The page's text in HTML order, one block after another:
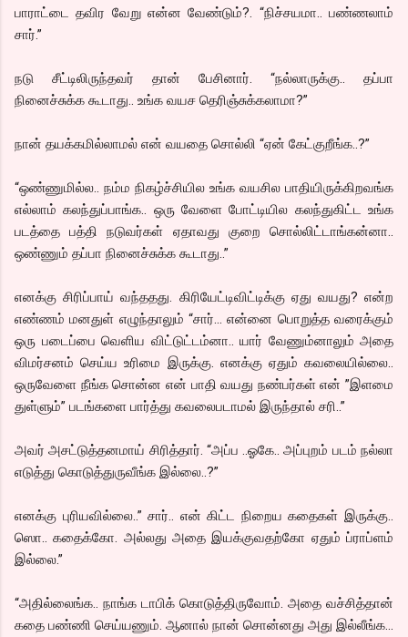
பாராட்டை தவிர வேறு என்ன வேண்டும்?. “நிச்சயமா.. பண்ணலாம்
சார்.”
நடு சீட்டிலிருந்தவர் தான் பேசினார். “நல்லாருக்கு.. தப்பா
நினைச்சுக்க கூடாது.. உங்க வயச தெரிஞ்சுக்கலாமா?”
நான் தயக்கமில்லாமல் என் வயதை சொல்லி “ஏன் கேட்குறீங்க..?”
“ஒண்ணுமில்ல.. நம்ம நிகழ்ச்சியில உங்க வயசில பாதியிருக்கிறவங்க
எல்லாம் கலந்துப்பாங்க.. ஒரு வேளை போட்டியில கலந்துகிட்ட உங்க
படத்தை பத்தி நடுவர்கள் ஏதாவது குறை சொல்லிட்டாங்கன்னா..
ஒண்ணும் தப்பா நினைச்சுக்க கூடாது..”
எனக்கு சிரிப்பாய் வந்ததது. கிரியேட்டிவிட்டிக்கு ஏது வயது? என்ற
எண்ணம் மனதுள் எழுந்தாலும் “சார்… என்னை பொறுத்த வரைக்கும்
ஒரு படைப்பை வெளிய விட்டுட்டம்னா.. யார் வேணும்னாலும் அதை
விமர்சனம் செய்ய உரிமை இருக்கு. எனக்கு ஏதும் கவலையில்லை..
ஒருவேளை நீங்க சொன்ன என் பாதி வயது நண்பர்கள் என் ”இளமை
துள்ளும்” படங்களை பார்த்து கவலைபடாமல் இருந்தால் சரி..”
அவர் அசட்டுத்தனமாய் சிரித்தார். “அப்ப ..ஓகே.. அப்புறம் படம் நல்லா
எடுத்து கொடுத்துருவீங்க இல்லை..?”
எனக்கு புரியவில்லை..” சார்.. என் கிட்ட நிறைய கதைகள் இருக்கு..
ஸொ.. கதைக்கோ. அல்லது அதை இயக்குவதற்கோ ஏதும் ப்ராப்ளம்
இல்லை.”
“அதில்லைங்க.. நாங்க டாபிக் கொடுத்திருவோம். அதை வச்சித்தான்
கதை பண்ணி செய்யணும். ஆனால் நான் சொன்னது அது இல்லீங்க…